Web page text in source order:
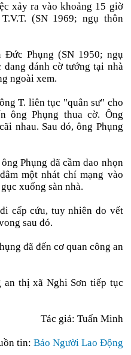
xảy ra vào khoảng 15 giờ
(SN 1969; ngụ thôn
Phụng (SN 1950; ngụ
đánh cờ tướng tại nhà
ngoài xem.
T. liên tục "quân sư" cho
ông Phụng thua cờ. Ông
nhau. Sau đó, ông Phụng
Phụng đã cầm dao nhọn
một nhát chí mạng vào
xuống sàn nhà.
cấp cứu, tuy nhiên do vết
sau đó.
đã đến cơ quan công an
an thị xã Nghi Sơn tiếp tục
Tác giả: Tuấn Minh
tin: Báo Người Lao Động